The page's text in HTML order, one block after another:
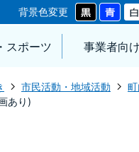
背景色変更
スポーツ 事業者向け
市民活動・地域活動
あり)